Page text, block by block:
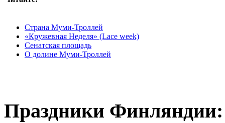
Страна Муми-Троллей
«Кружевная Неделя» (Lace week)
Сенатская площадь
О долине Муми-Троллей
Праздники Финляндии: